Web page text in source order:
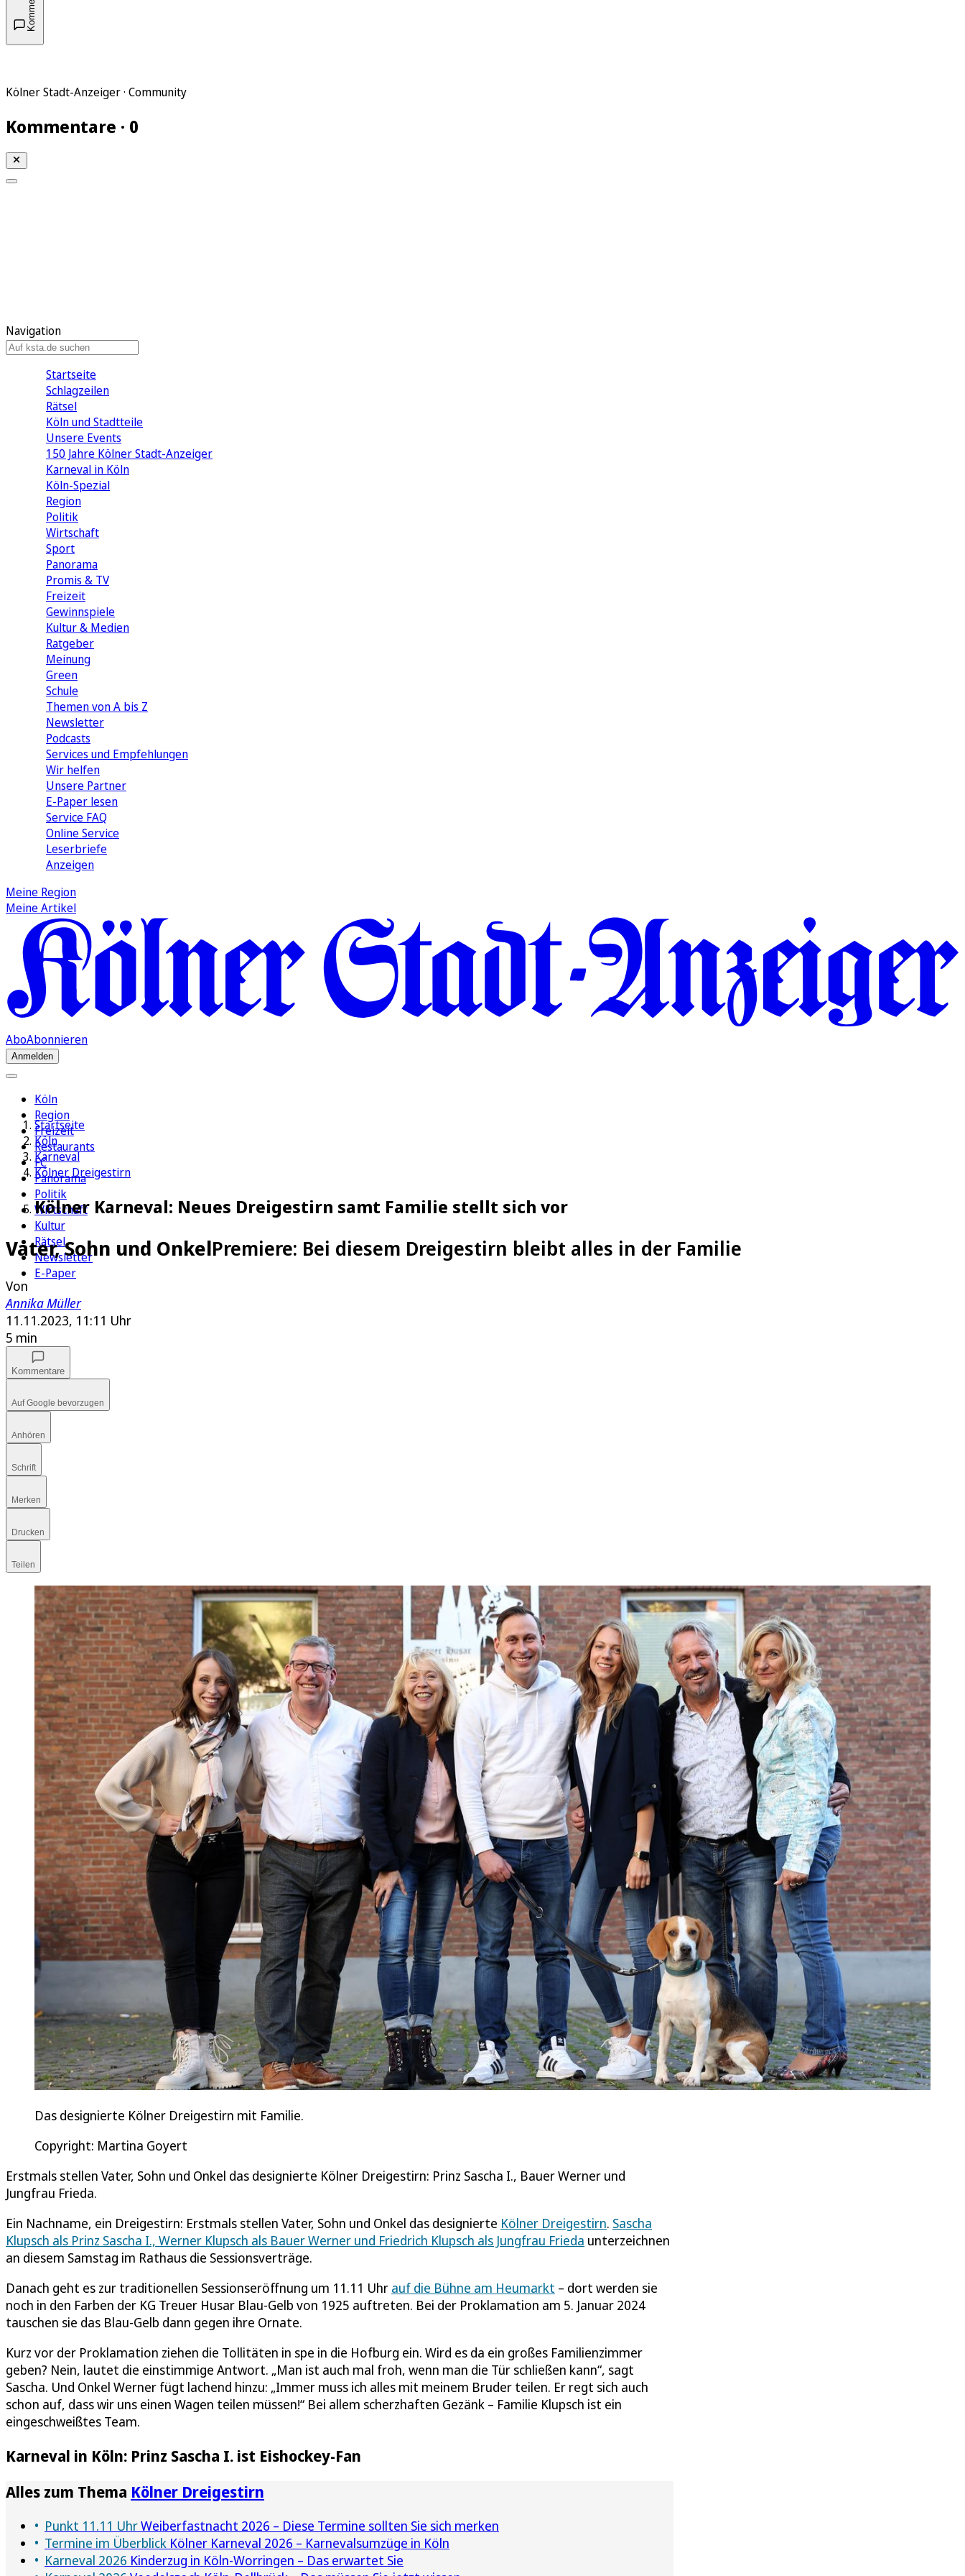
Kölner Stadt-Anzeiger · Community
Kommentare · 0
Navigation
Startseite
Schlagzeilen
Rätsel
Köln und Stadtteile
Unsere Events
150 Jahre Kölner Stadt-Anzeiger
Karneval in Köln
Köln-Spezial
Region
Politik
Wirtschaft
Sport
Panorama
Promis & TV
Freizeit
Gewinnspiele
Kultur & Medien
Ratgeber
Meinung
Green
Schule
Themen von A bis Z
Newsletter
Podcasts
Services und Empfehlungen
Wir helfen
Unsere Partner
E-Paper lesen
Service FAQ
Online Service
Leserbriefe
Anzeigen
Meine Region
Meine Artikel
AboAbonnieren
Anmelden
Köln
Region
Freizeit
Restaurants
FC
Panorama
Politik
Wirtschaft
Kultur
Rätsel
Newsletter
E-Paper
Startseite
Köln
Karneval
Kölner Dreigestirn
Kölner Karneval: Neues Dreigestirn samt Familie stellt sich vor
Vater, Sohn und OnkelPremiere: Bei diesem Dreigestirn bleibt alles in der Familie
Von
Annika Müller
11.11.2023, 11:11 Uhr
5 min
Kommentare
Auf Google bevorzugen
Anhören
Schrift
Merken
Drucken
Teilen
Das designierte Kölner Dreigestirn mit Familie.
Copyright: Martina Goyert
Erstmals stellen Vater, Sohn und Onkel das designierte Kölner Dreigestirn: Prinz Sascha I., Bauer Werner und
Jungfrau Frieda.
Ein Nachname, ein Dreigestirn: Erstmals stellen Vater, Sohn und Onkel das designierte Kölner Dreigestirn. Sascha
Klupsch als Prinz Sascha I., Werner Klupsch als Bauer Werner und Friedrich Klupsch als Jungfrau Frieda unterzeichnen
an diesem Samstag im Rathaus die Sessionsverträge.
Danach geht es zur traditionellen Sessionseröffnung um 11.11 Uhr auf die Bühne am Heumarkt – dort werden sie
noch in den Farben der KG Treuer Husar Blau-Gelb von 1925 auftreten. Bei der Proklamation am 5. Januar 2024
tauschen sie das Blau-Gelb dann gegen ihre Ornate.
Kurz vor der Proklamation ziehen die Tollitäten in spe in die Hofburg ein. Wird es da ein großes Familienzimmer
geben? Nein, lautet die einstimmige Antwort. „Man ist auch mal froh, wenn man die Tür schließen kann“, sagt
Sascha. Und Onkel Werner fügt lachend hinzu: „Immer muss ich alles mit meinem Bruder teilen. Er regt sich auch
schon auf, dass wir uns einen Wagen teilen müssen!“ Bei allem scherzhaften Gezänk – Familie Klupsch ist ein
eingeschweißtes Team.
Karneval in Köln: Prinz Sascha I. ist Eishockey-Fan
Alles zum Thema Kölner Dreigestirn
Punkt 11.11 UhrWeiberfastnacht 2026 – Diese Termine sollten Sie sich merken
Termine im Überblick Kölner Karneval 2026 – Karnevalsumzüge in Köln
Karneval 2026 Kinderzug in Köln-Worringen – Das erwartet Sie